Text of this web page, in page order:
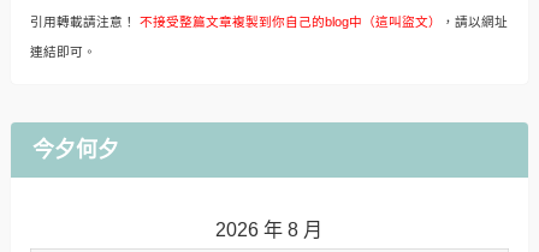
引用轉載請注意！ 不接受整篇文章複製到你自己的blog中（這叫盜文） ，請以網址
連結即可。
今夕何夕
2026 年 8 月